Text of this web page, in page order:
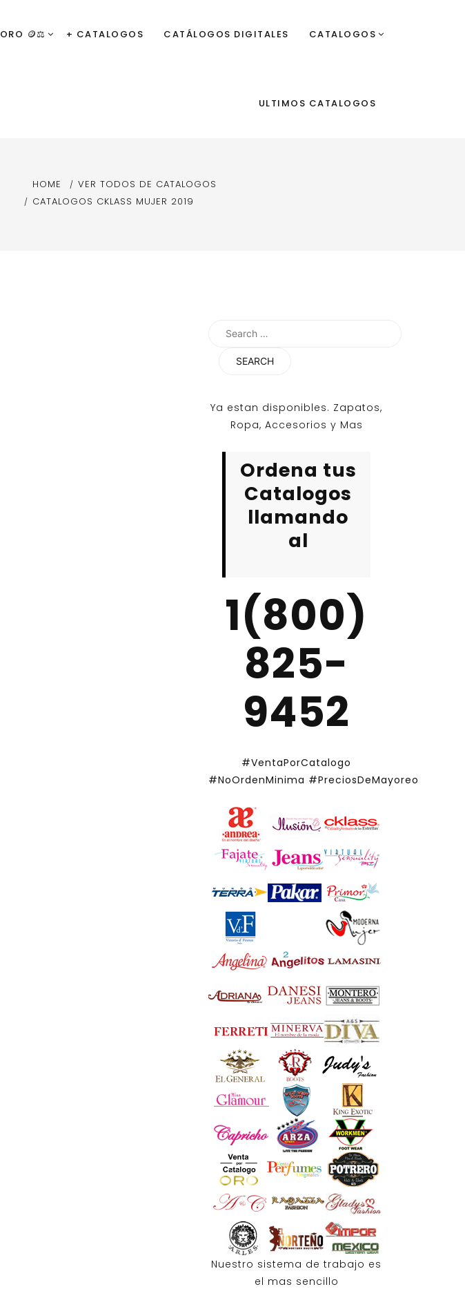
ORO 🪙⚖️ + CATALOGOS CATÁLOGOS DIGITALES CATALOGOS
ULTIMOS CATALOGOS
HOME
VER TODOS DE CATALOGOS
CATALOGOS CKLASS MUJER 2019
Search
Ya estan disponibles. Zapatos,
Ropa, Accesorios y Mas
Ordena tus
Catalogos
llamando
al
1(800)
825-
9452
#VentaPorCatalogo
#NoOrdenMinima #PreciosDeMayoreo
Nuestro sistema de trabajo es
el mas sencillo